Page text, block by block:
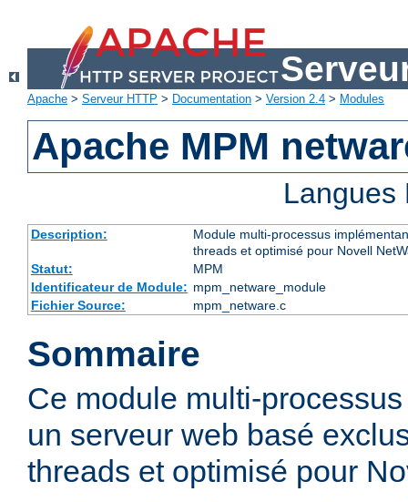
Apache > Serveur HTTP > Documentation > Version 2.4 > Modules
Apache MPM
Description:
Module multi-processus
threads et optimisé pour Novell
Statut:
MPM
Identificateur de Module: mpm_netware_module
Fichier Source:
mpm_netware.c
Sommaire
Ce module multi-
un serveur web basé
threads et optimisé pour